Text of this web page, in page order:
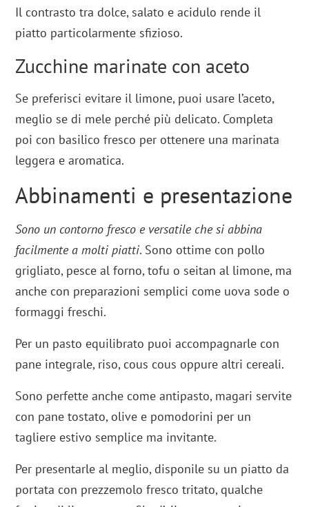
Il contrasto tra dolce, salato e acidulo rende il
piatto particolarmente sfizioso.
Zucchine marinate con aceto
Se preferisci evitare il limone, puoi usare l’aceto,
meglio se di mele perché più delicato. Completa
poi con basilico fresco per ottenere una marinata
leggera e aromatica.
Abbinamenti e presentazione
Sono un contorno fresco e versatile che si abbina
facilmente a molti piatti. Sono ottime con pollo
grigliato, pesce al forno, tofu o seitan al limone, ma
anche con preparazioni semplici come uova sode o
formaggi freschi.
Per un pasto equilibrato puoi accompagnarle con
pane integrale, riso, cous cous oppure altri cereali.
Sono perfette anche come antipasto, magari servite
con pane tostato, olive e pomodorini per un
tagliere estivo semplice ma invitante.
Per presentarle al meglio, disponile su un piatto da
portata con prezzemolo fresco tritato, qualche